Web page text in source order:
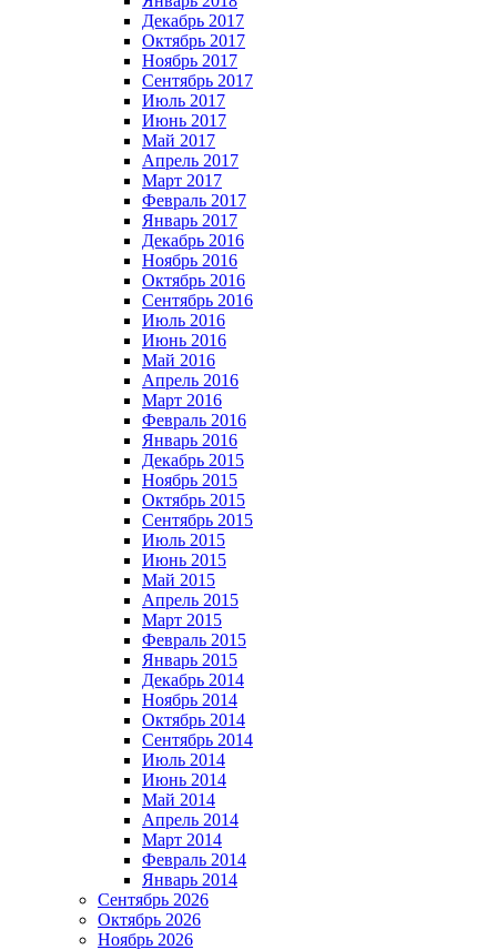
Декабрь 2017
Октябрь 2017
Ноябрь 2017
Сентябрь 2017
Июль 2017
Июнь 2017
Май 2017
Апрель 2017
Март 2017
Февраль 2017
Январь 2017
Декабрь 2016
Ноябрь 2016
Октябрь 2016
Сентябрь 2016
Июль 2016
Июнь 2016
Май 2016
Апрель 2016
Март 2016
Февраль 2016
Январь 2016
Декабрь 2015
Ноябрь 2015
Октябрь 2015
Сентябрь 2015
Июль 2015
Июнь 2015
Май 2015
Апрель 2015
Март 2015
Февраль 2015
Январь 2015
Декабрь 2014
Ноябрь 2014
Октябрь 2014
Сентябрь 2014
Июль 2014
Июнь 2014
Май 2014
Апрель 2014
Март 2014
Февраль 2014
Январь 2014
Сентябрь 2026
Октябрь 2026
Ноябрь 2026